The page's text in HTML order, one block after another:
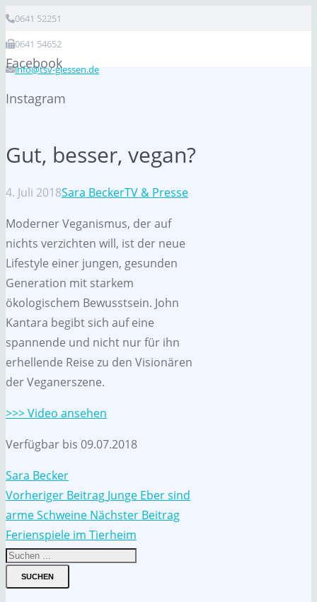
0641 52251
0641 54652
info@tsv-giessen.de
Facebook
Instagram
Gut, besser, vegan?
4. Juli 2018Sara BeckerTV & Presse
Moderner Veganismus, der auf
nichts verzichten will, ist der neue
Lifestyle einer jungen, gesunden
Generation mit starkem
ökologischem Bewusstsein. John
Kantara begibt sich auf eine
spannende und nicht nur für ihn
erhellende Reise zu den Visionären
der Veganerszene.
>>> Video ansehen
Verfügbar bis 09.07.2018
Sara Becker
Vorheriger Beitrag Junge Eber sind
arme Schweine Nächster Beitrag
Ferienspiele im Tierheim
SUCHEN